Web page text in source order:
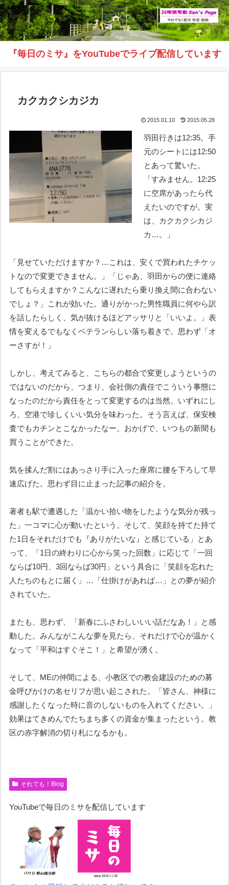
『毎日のミサ』をYouTubeでライブ配信しています
カクカクシカジカ
2015.01.10 2015.05.28
羽田行きは12:35。手
元のシートには12:50
とあって驚いた。
「すみません。12:25
に空席があったら代
えたいのですが。実
は、カクカクシカジ
カ…。」
「見せていただけますか？…これは、安くで買われたチケッ
トなので変更できません。」「じゃあ、羽田からの便に連絡
してもらえますか？こんなに遅れたら乗り換え間に合わない
でしょ？」これが効いた。通りがかった男性職員に何やら訳
を話したらしく、気が抜けるほどアッサリと「いいよ。」表
情を変えるでもなくベテランらしい落ち着きで。思わず「オ
ーさすが！」
しかし、考えてみると、こちらの都合で変更しようというの
ではないのだから、つまり、会社側の責任でこういう事態に
なったのだから責任をとって変更するのは当然。いずれにし
ろ、空港で珍しくいい気分を味わった。そう言えば、保安検
査でもカチンとこなかったなー。おかげで、いつもの新聞も
買うことができた。
気を揉んだ割にはあっさり手に入った座席に腰を下ろして早
速広げた。思わず目に止まった記事の紹介を。
著者も駅で遭遇した「温かい拾い物をしたような気分が残っ
た」一コマに心が動いたという。そして、笑顔を持てた持て
た1日をそれだけでも『ありがたいな』と感じている」とあ
って、「1日の終わりに心から笑った回数」に応じて「一回
ならば10円、3回ならば30円」という具合に「笑顔を忘れた
人たちのもとに届く」…「仕掛けがあれば…」との夢が紹介
されていた。
またも、思わず、「新春にふさわしいいい話だなあ！」と感
動した。みんながこんな夢を見たら、それだけで心が温かく
なって「平和はすぐそこ！」と希望が湧く。
そして、MEの仲間による、小教区での教会建設のための募
金呼びかけの名セリフが思い起こされた。「皆さん、神様に
感謝したくなった時に音のしないものを入れてください。」
効果はてきめんでたちまち多くの資金が集まったという。教
区の赤字解消の切り札になるかも。
それでも！Blog
YouTubeで毎日のミサを配信しています